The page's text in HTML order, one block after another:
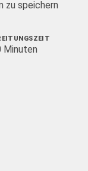
zu speichern
Minuten